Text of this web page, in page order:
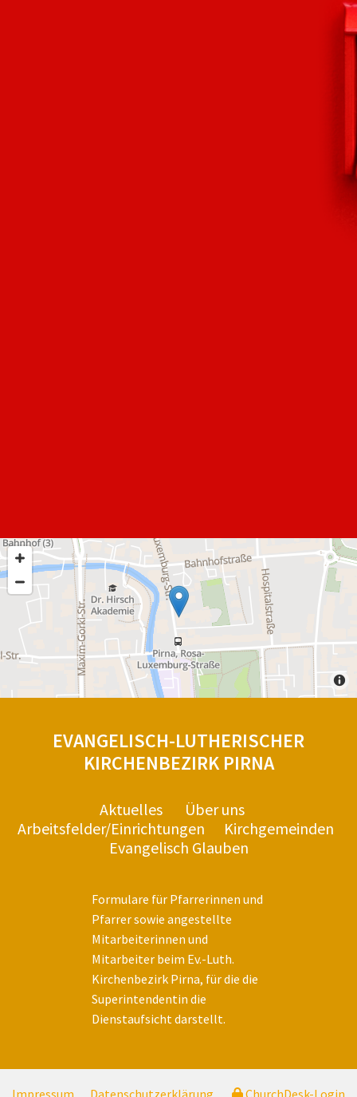
EVANGELISCH-LUTHERISCHER
KIRCHENBEZIRK PIRNA
Aktuelles
Über uns
Arbeitsfelder/Einrichtungen
Kirchgemeinden
Evangelisch Glauben
Formulare für Pfarrerinnen und
Pfarrer sowie angestellte
Mitarbeiterinnen und
Mitarbeiter beim Ev.-Luth.
Kirchenbezirk Pirna, für die die
Superintendentin die
Dienstaufsicht darstellt.
Impressum Datenschutzerklärung ChurchDesk-Login